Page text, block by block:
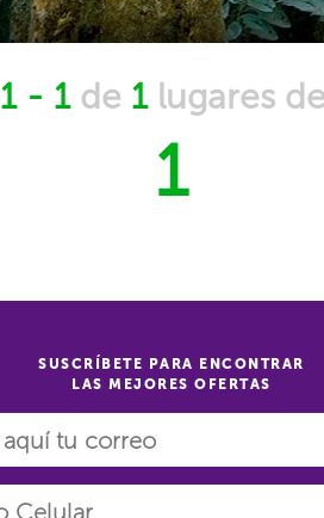
1 - 1de 1lugares
1
SUSCRÍBETE PARA ENCONTRAR
LAS MEJORES OFERTAS